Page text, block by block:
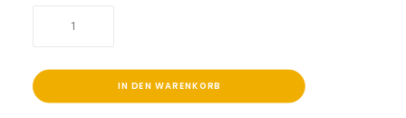
Bach
IN DEN WARENKORB